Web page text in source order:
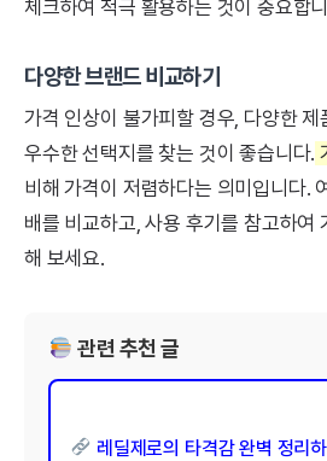
체크하여 적극 활용하는 것이 중요합
다양한 브랜드 비교하기
가격 인상이 불가피할 경우, 다양한
우수한 선택지를 찾는 것이 좋습니다.
비해 가격이 저렴하다는 의미입니다.
배를 비교하고, 사용 후기를 참고하여
해 보세요.
관련 추천 글
레딜제로의 타격감 완벽 정리하